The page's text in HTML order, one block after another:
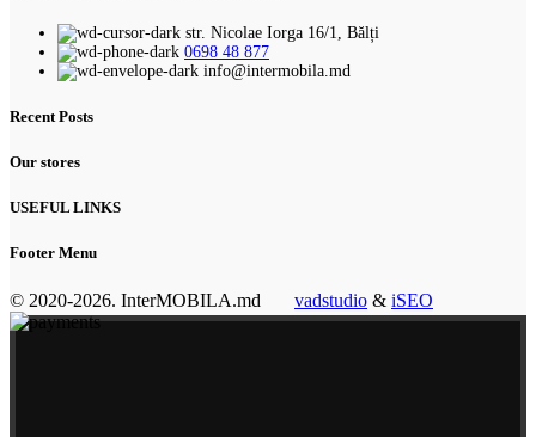
str. Nicolae Iorga 16/1, Bălți
0698 48 877
info@intermobila.md
Recent Posts
Our stores
USEFUL LINKS
Footer Menu
© 2020-2026. InterMOBILA.md vadstudio & iSEO